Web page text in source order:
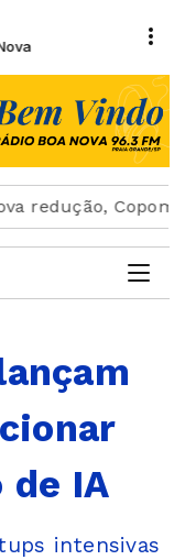
Copom
de IA
intensivas